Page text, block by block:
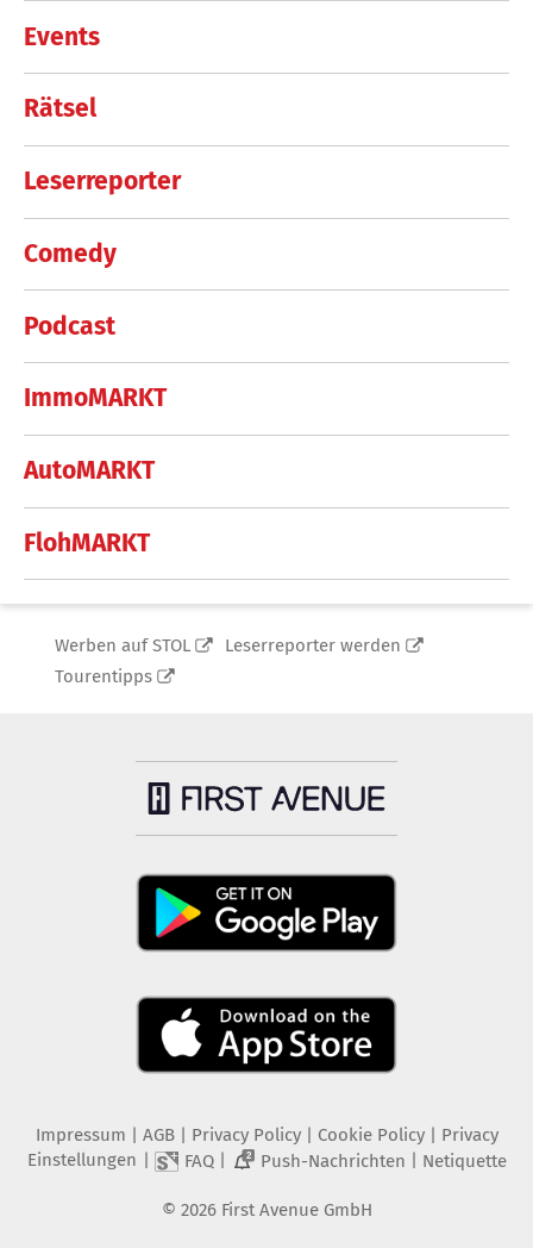
Events
Rätsel
Leserreporter
Comedy
Podcast
ImmoMARKT
AutoMARKT
FlohMARKT
Werben auf STOL
Leserreporter werden
Tourentipps
Impressum AGB Privacy Policy| Cookie Policy| Privacy
Einstellungen
FAQ| 2 Push-Nachrichten Netiquette
© 2026 First Avenue GmbH